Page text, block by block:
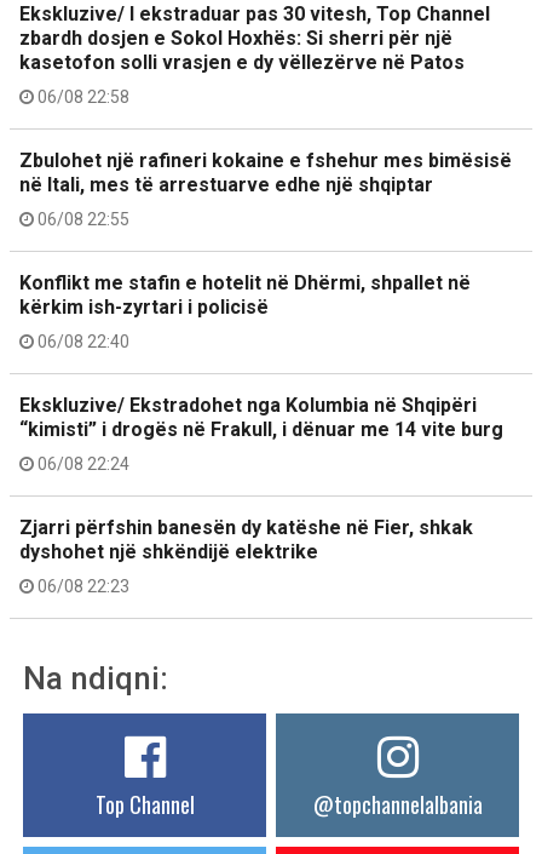
Ekskluzive/ I ekstraduar pas 30 vitesh, Top Channel
zbardh dosjen e Sokol Hoxhës: Si sherri për një
kasetofon solli vrasjen e dy vëllezërve në Patos
06/08 22:58
Zbulohet një rafineri kokaine e fshehur mes bimësisë
në Itali, mes të arrestuarve edhe një shqiptar
06/08 22:55
Konflikt me stafin e hotelit në Dhërmi, shpallet në
kërkim ish-zyrtari i policisë
06/08 22:40
Ekskluzive/ Ekstradohet nga Kolumbia në Shqipëri
“kimisti” i drogës në Frakull, i dënuar me 14 vite burg
06/08 22:24
Zjarri përfshin banesën dy katëshe në Fier, shkak
dyshohet një shkëndijë elektrike
06/08 22:23
Na ndiqni:
Top Channel @topchannelalbania